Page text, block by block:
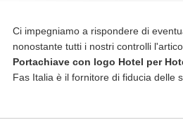
Ci impegniamo a rispondere di
nonostante tutti i nostri controlli
Portachiave con logo Hotel per
Fas Italia è il fornitore di fiducia delle